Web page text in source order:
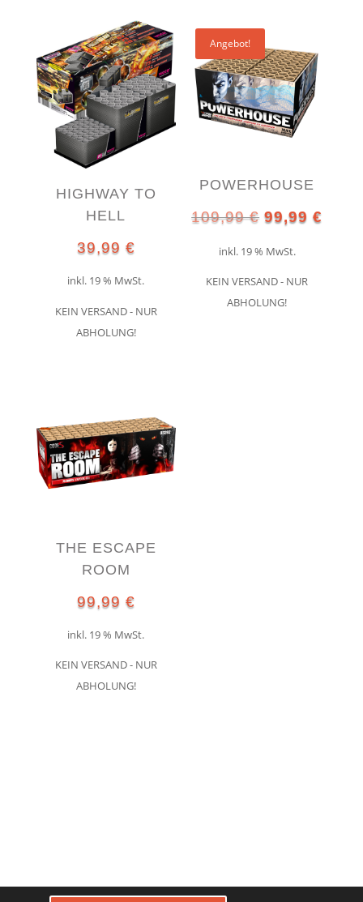
HIGHWAY TO
HELL
39,99 €
inkl. 19 % MwSt.
KEIN VERSAND - NUR
ABHOLUNG!
Angebot!
POWERHOUSE
109,99€
Preis
109,99 €
99,99€
inkl. 19 % MwSt.
KEIN VERSAND - NUR
ABHOLUNG!
THE ESCAPE
ROOM
99,99 €
inkl. 19 % MwSt.
KEIN VERSAND - NUR
ABHOLUNG!